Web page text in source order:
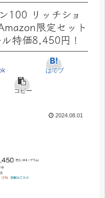
100 リッチショ
限定セット
特価8,450円！
はてブ
コピー
2024.08.01